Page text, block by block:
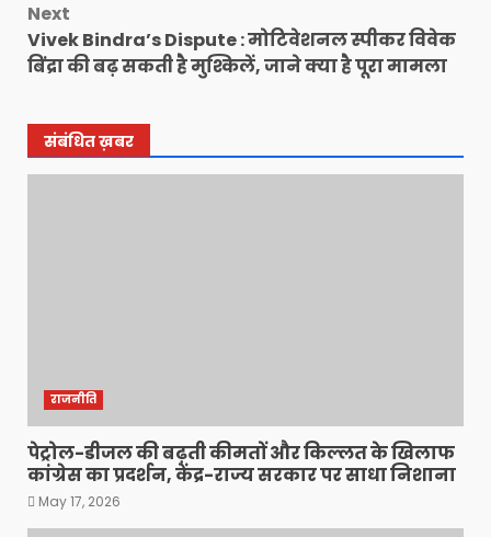
Next
Vivek Bindra’s Dispute : मोटिवेशनल स्पीकर विवेक
बिंद्रा की बढ़ सकती है मुश्किलें, जाने क्या है पूरा मामला
संबंधित ख़बर
राजनीति
पेट्रोल-डीजल की बढ़ती कीमतों और किल्लत के खिलाफ
कांग्रेस का प्रदर्शन, केंद्र-राज्य सरकार पर साधा निशाना
May 17, 2026